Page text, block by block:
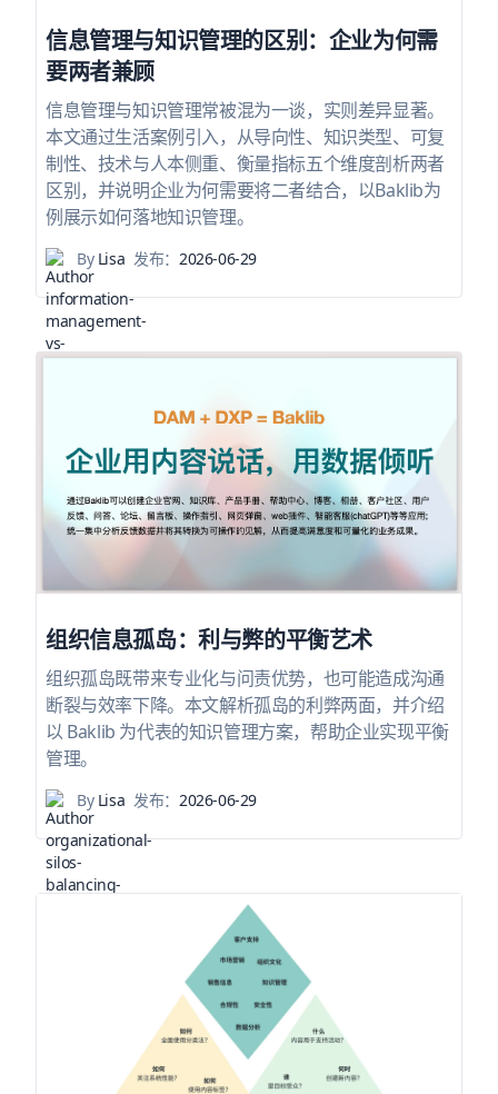
信息管理与知识管理的区别：企业为何需
要两者兼顾
信息管理与知识管理常被混为一谈，实则差异显著。
本文通过生活案例引入，从导向性、知识类型、可复
制性、技术与人本侧重、衡量指标五个维度剖析两者
区别，并说明企业为何需要将二者结合，以Baklib为
例展示如何落地知识管理。
ByLisa 发布： 2026-06-29
组织信息孤岛：利与弊的平衡艺术
组织孤岛既带来专业化与问责优势，也可能造成沟通
断裂与效率下降。本文解析孤岛的利弊两面，并介绍
以 Baklib 为代表的知识管理方案，帮助企业实现平衡
管理。
ByLisa 发布：2026-06-29